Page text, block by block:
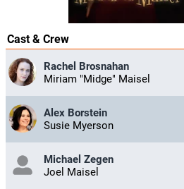
Cast & Crew
Rachel Brosnahan
Miriam "Midge" Maisel
Alex Borstein
Susie Myerson
Michael Zegen
Joel Maisel